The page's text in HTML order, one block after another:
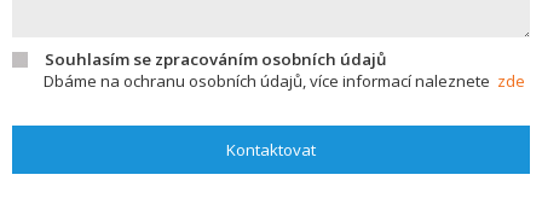
Souhlasím se zpracováním osobních údajů
Dbáme na ochranu osobních údajů, více informací naleznete zde
Kontaktovat